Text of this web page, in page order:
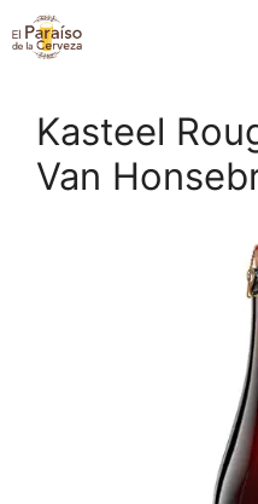
Saltar
al
Kasteel
Van